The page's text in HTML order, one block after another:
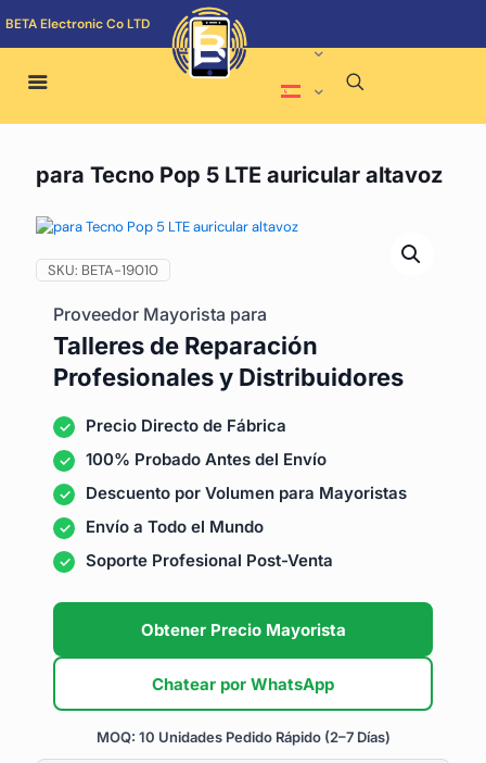
BETA Electronic Co LTD
para Tecno Pop 5 LTE auricular altavoz
SKU: BETA-19010
Proveedor Mayorista para
Talleres de Reparación
Profesionales y Distribuidores
Precio Directo de Fábrica
100% Probado Antes del Envío
Descuento por Volumen para Mayoristas
Envío a Todo el Mundo
Soporte Profesional Post-Venta
Obtener Precio Mayorista
Chatear por WhatsApp
MOQ: 10 Unidades Pedido Rápido (2–7 Días)